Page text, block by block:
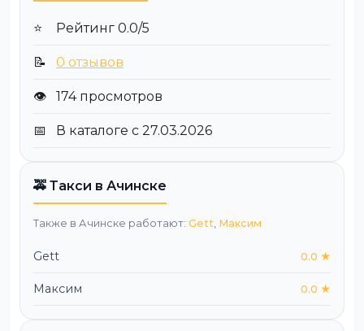
⭐ Рейтинг 0.0/5
📝 0 отзывов
👁️ 174 просмотров
📅 В каталоге с 27.03.2026
🚕 Такси в Ачинске
Также в Ачинске работают: Gett, Максим
Gett 0.0 ★
Максим 0.0 ★